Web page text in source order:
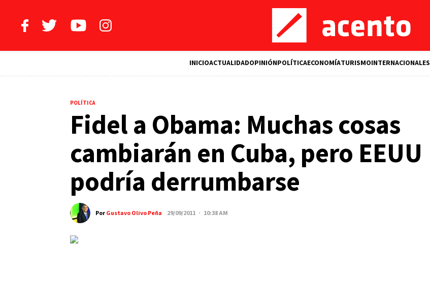
INICIOACTUALIDADOPINIÓNPOLÍTICAECONOMÍATURISMOINTERNACIONALES
POLÍTICA
Fidel a Obama: Muchas cosas
cambiarán en Cuba, pero EEUU
podría derrumbarse
PorGustavo Olivo Peña 29/09/2011 · 10:38 AM